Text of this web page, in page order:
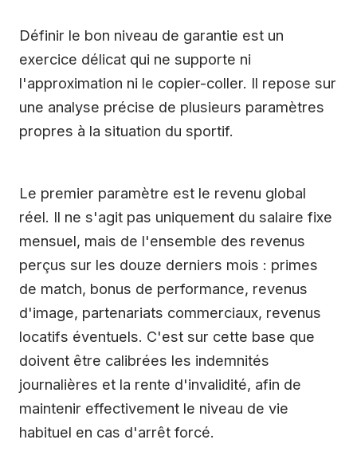
Définir le bon niveau de garantie est un
exercice délicat qui ne supporte ni
l'approximation ni le copier-coller. Il repose sur
une analyse précise de plusieurs paramètres
propres à la situation du sportif.
Le premier paramètre est le revenu global
réel. Il ne s'agit pas uniquement du salaire fixe
mensuel, mais de l'ensemble des revenus
perçus sur les douze derniers mois : primes
de match, bonus de performance, revenus
d'image, partenariats commerciaux, revenus
locatifs éventuels. C'est sur cette base que
doivent être calibrées les indemnités
journalières et la rente d'invalidité, afin de
maintenir effectivement le niveau de vie
habituel en cas d'arrêt forcé.